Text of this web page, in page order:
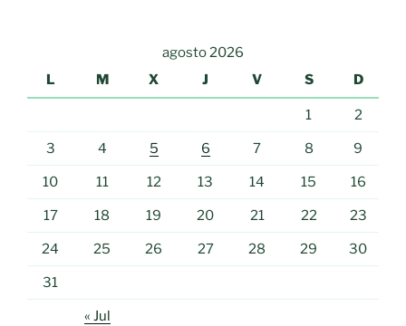
agosto 2026
L
M X J V S D
1 2
3 4 5 6 7 8 9
10 11 12 13 14 15 16
17 18 19 20 21 22 23
24 25 26 27 28 29 30
31
« Jul